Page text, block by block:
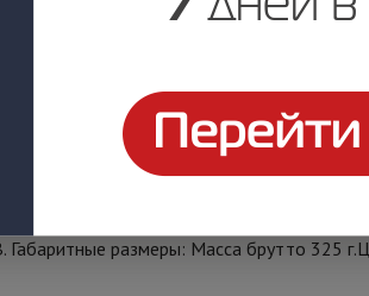
размеры: Масса брутто 325